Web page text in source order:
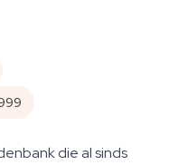
die al sinds